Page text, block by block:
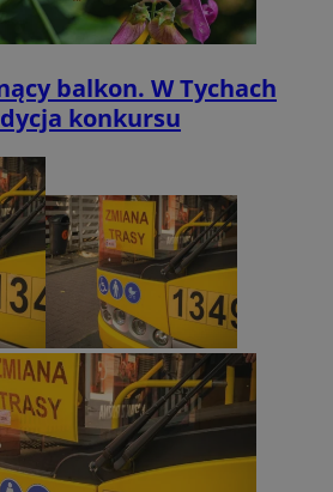
balkon. W Tychach
konkursu